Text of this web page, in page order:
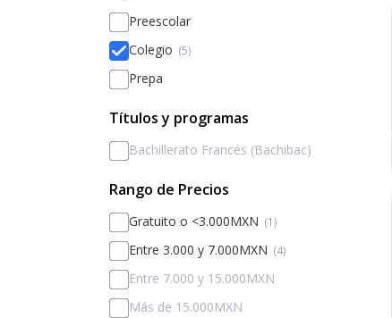
Preescolar
Colegio (5)
Prepa
Títulos y programas
Bachillerato Francés (Bachibac)
Rango de Precios
Gratuito o <3.000MXN (1)
Entre 3.000 y 7.000MXN (4)
Entre 7.000 y 15.000MXN
Más de 15.000MXN